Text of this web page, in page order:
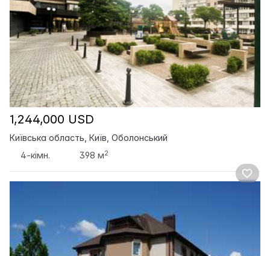
1,244,000 USD
Київська область, Київ, Оболонський
4-кімн.
398 м2